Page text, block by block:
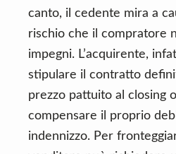
canto, il cedente mira a
rischio che il compratore
impegni. L’acquirente,
stipulare il contratto
prezzo pattuito al closing
compensare il proprio
indennizzo. Per